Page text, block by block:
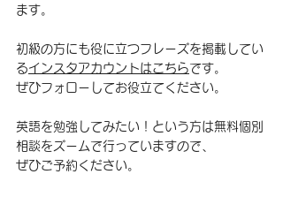
ます。
初級の方にも役に立つフレーズを掲載してい
るインスタアカウントはこちらです。
ぜひフォローしてお役立てください。
英語を勉強してみたい！という方は無料個別
相談をズームで行っていますので、
ぜひご予約ください。